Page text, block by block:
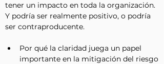
tener un impacto en toda la organización.
Y podría ser realmente positivo, o podría
ser contraproducente.
Por qué la claridad juega un papel
importante en la mitigación del riesgo